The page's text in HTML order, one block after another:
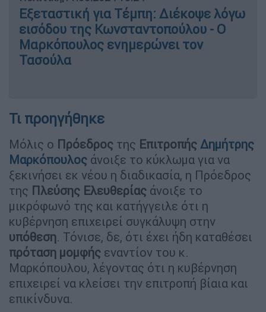
Εξεταστική για Τέμπη: Διέκοψε λόγω
εισόδου της Κωνσταντοπούλου - Ο
Μαρκόπουλος ενημερώνει τον
Τασούλα
Τι προηγήθηκε
Μόλις ο Πρόεδρος της Επιτροπής Δημήτρης
Μαρκόπουλος άνοιξε το κύκλωμα για να
ξεκινήσει εκ νέου η διαδικασία, η Πρόεδρος
της Πλεύσης Ελευθερίας άνοιξε το
μικρόφωνό της και κατήγγειλε ότι η
κυβέρνηση επιχειρεί συγκάλυψη στην
υπόθεση. Τόνισε, δε, ότι έχει ήδη καταθέσει
πρόταση μομφής εναντίον του κ.
Μαρκόπουλου, λέγοντας ότι η κυβέρνηση
επιχειρεί να κλείσει την επιτροπή βίαια και
επικίνδυνα.